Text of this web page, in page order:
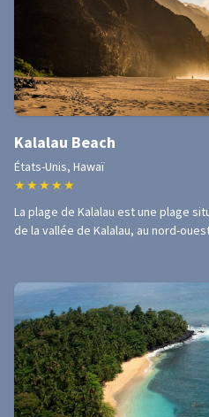
Kalalau Beach
États-Unis, Hawaï
★ ★ ★ ★ ★
La plage de Kalalau est une plage
de la vallée de Kalalau, au nord-ouest